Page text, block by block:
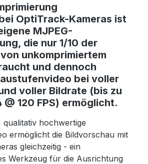
OptiTrack-Kameras ist
MJPEG-
die nur 1/10 der
unkomprimiertem
und dennoch
bei voller
voller Bildrate (bis zu
@ 120 FPS) ermöglicht.
qualitativ hochwertige
ermöglicht die Bildvorschau mit
gleichzeitig - ein
Werkzeug für die Ausrichtung